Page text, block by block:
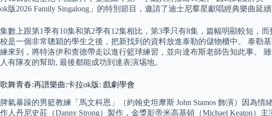
ok版2026 Family Singalong」的特別節目，邀請了迪士尼羣星獻唱經典樂曲
集數上跟第1季有10集和第2季有12集相比，第3季只有8集，篇幅明顯較短，
校是一個非常聰穎的學生之後，把新找到的資料放進泰勒的儲物櫃中。 泰勒
練來到，將特洛伊和查德帶走以進行籃球練習，並向達布斯老師告知此事。
人有隊友的幫助, 最後都能成功到達表演埸地。
歌舞青春:再譜樂曲:卡拉ok版: 戲劇學會
脾氣暴躁的男籃教練「馬文科恩」（約翰史坦摩斯 John Stamos 飾演）因為
作人丹尼史莊（Danny Strong）製作，金獎影帝米高基頓（Michael Keaton）